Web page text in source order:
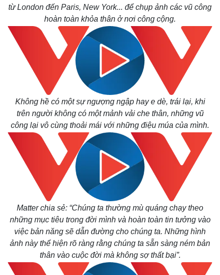
từ London đến Paris, New York... để chụp ảnh các vũ công
hoàn toàn khỏa thân ở nơi công cộng.
Không hề có một sự ngượng ngập hay e dè, trái lại, khi
trên người không có một mảnh vải che thân, những vũ
công lại vô cùng thoải mái với những điệu múa của mình.
Matter chia sẻ: “Chúng ta thường mù quáng chạy theo
những mục tiêu trong đời mình và hoàn toàn tin tưởng vào
việc bản năng sẽ dẫn đường cho chúng ta. Những hình
ảnh này thể hiện rõ ràng rằng chúng ta sẵn sàng ném bản
thân vào cuộc đời mà không sợ thất bại”.